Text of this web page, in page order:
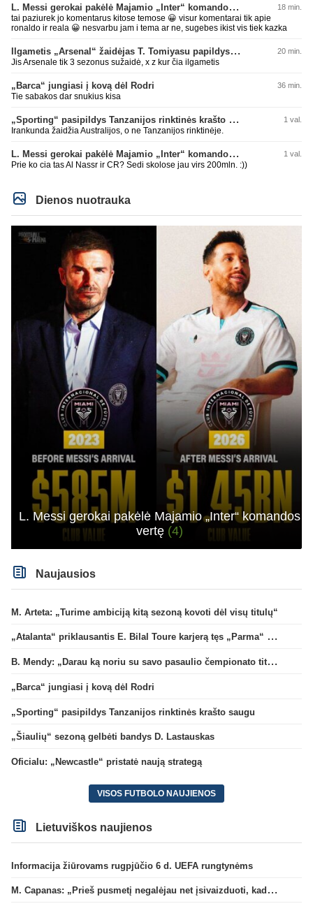
L. Messi gerokai pakėlė Majamio „Inter“ komandos vertę 18 min.
tai paziurek jo komentarus kitose temose 😀 visur komentarai tik apie
ronaldo ir reala 😀 nesvarbu jam i tema ar ne, sugebes ikist vis tiek kazka
Ilgametis „Arsenal“ žaidėjas T. Tomiyasu papildys „Crystal Palace“ ekipą 20 min.
Jis Arsenale tik 3 sezonus sužaidė, x z kur čia ilgametis
„Barca“ jungiasi į kovą dėl Rodri 36 min.
Tie sabakos dar snukius kisa
„Sporting“ pasipildys Tanzanijos rinktinės krašto saugu 1 val.
Irankunda žaidžia Australijos, o ne Tanzanijos rinktinėje.
L. Messi gerokai pakėlė Majamio „Inter“ komandos vertę 1 val.
Prie ko cia tas Al Nassr ir CR? Sedi skolose jau virs 200mln. :))
Dienos nuotrauka
L. Messi gerokai pakėlė Majamio „Inter“ komandos
vertę (4)
Naujausios
M. Arteta: „Turime ambiciją kitą sezoną kovoti dėl visų titulų“
„Atalanta“ priklausantis E. Bilal Toure karjerą tęs „Parma“ gretose
B. Mendy: „Darau ką noriu su savo pasaulio čempionato titulu“
„Barca“ jungiasi į kovą dėl Rodri
„Sporting“ pasipildys Tanzanijos rinktinės krašto saugu
„Šiaulių“ sezoną gelbėti bandys D. Lastauskas
Oficialu: „Newcastle“ pristatė naują strategą
VISOS FUTBOLO NAUJIENOS
Lietuviškos naujienos
Informacija žiūrovams rugpjūčio 6 d. UEFA rungtynėms
M. Capanas: „Prieš pusmetį negalėjau net įsivaizduoti, kad žaisime prieš „Hajduk“